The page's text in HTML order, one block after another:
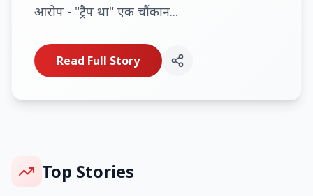
आरोप - "ट्रैप था" एक चौंकान...
Read Full Story
Top Stories